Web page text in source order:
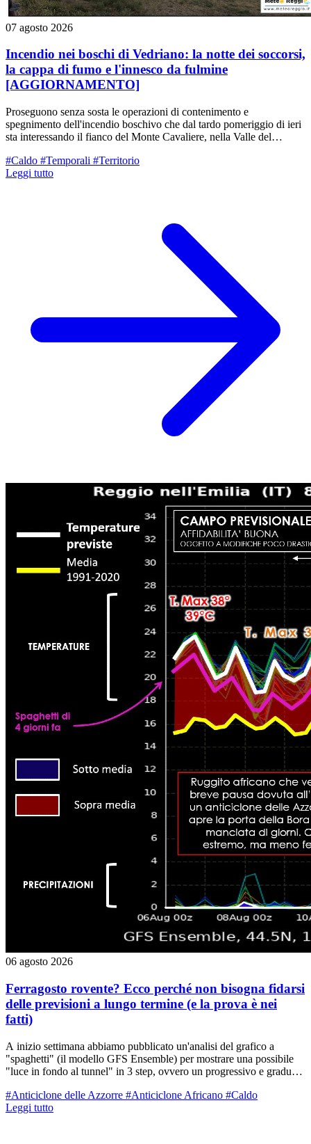
07 agosto 2026
Incendio nei boschi di Vedriano: la notte dei soccorsi,
la cappa di fumo e l'innesco da fulmine
[AGGIORNAMENTO]
Proseguono senza sosta le operazioni di contenimento e
spegnimento dell'incendio boschivo che dal tardo pomeriggio di ieri
sta interessando il fianco del Monte Cavaliere, nella Valle del
situazione resta sotto stretto monitoraggio, ma con le prime luci
dell'alba di oggi, venerdì 7 agosto, sono entrate in campo nuove
#Caldo #Temporali #Territorio
Leggi tutto
06 agosto 2026
Ferragosto rovente? Ecco perché non bisogna fidarsi
delle previsioni a lungo termine (e la prova è nei
fatti)
A inizio settimana abbiamo pubblicato un'analisi del grafico a
"spaghetti" (il modello GFS Ensemble) per mostrare una possibile
"luce in fondo al tunnel" in 3 step, ovvero un progressivo e graduale
Ferragosto. Oggi vi proponiamo il grafico aggiornato a 4 giorni di
distanza: scenario drasticamente cambiato. Addio (almeno per ora)
#Anticiclone delle Azzorre #Anticiclone Africano #Caldo
Leggi tutto